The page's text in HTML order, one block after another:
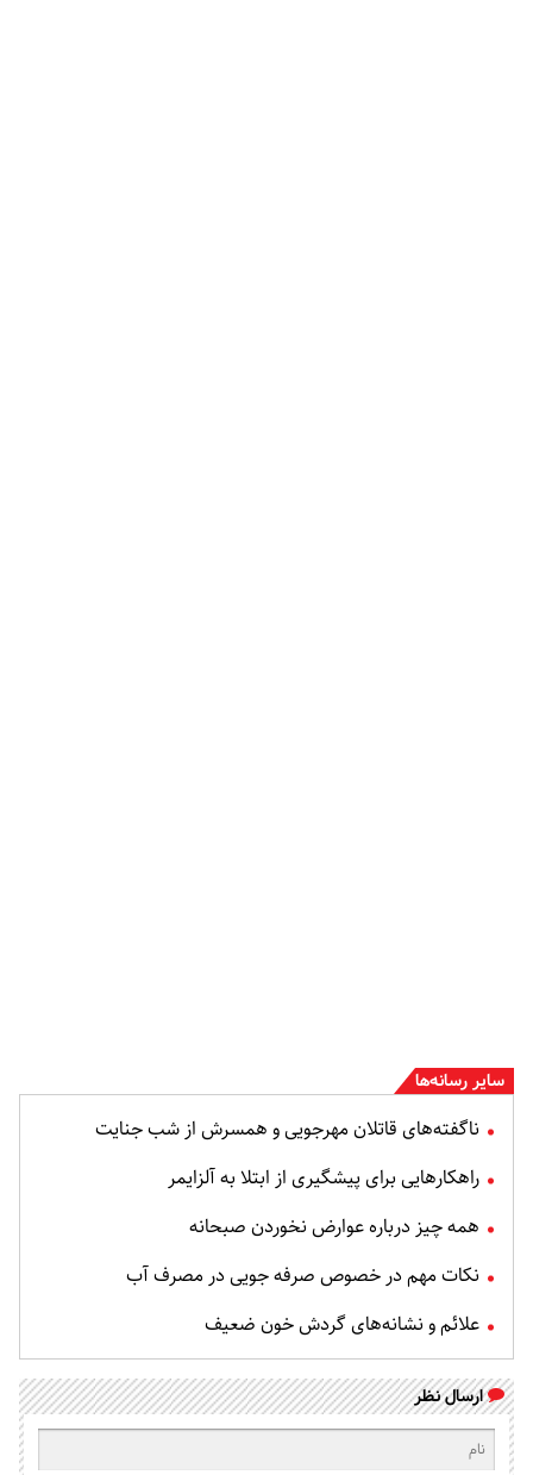
سایر رسانه‌ها
ناگفته‌های قاتلان مهرجویی و همسرش از شب جنایت
راهکارهایی برای پیشگیری از ابتلا به آلزایمر
همه چیز درباره عوارض نخوردن صبحانه
نکات مهم در خصوص صرفه جویی در مصرف آب
علائم و نشانه‌های گردش خون ضعیف
ارسال نظر